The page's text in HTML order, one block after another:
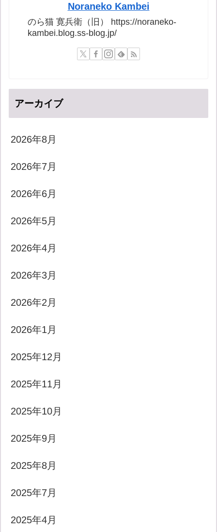
Noraneko Kambei
のら猫 寛兵衛（旧） https://noraneko-
kambei.blog.ss-blog.jp/
アーカイブ
2026年8月
2026年7月
2026年6月
2026年5月
2026年4月
2026年3月
2026年2月
2026年1月
2025年12月
2025年11月
2025年10月
2025年9月
2025年8月
2025年7月
2025年4月